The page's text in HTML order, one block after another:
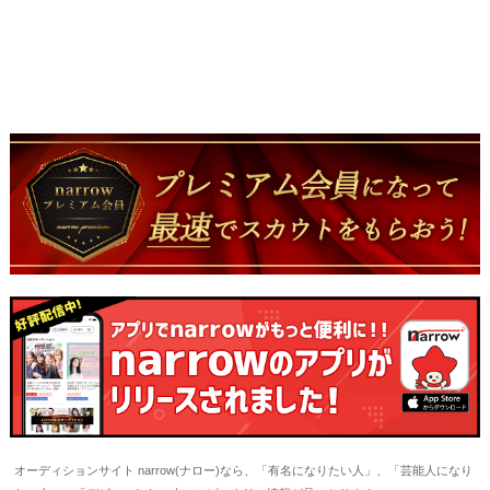
オーディションサイト narrow(ナロー)なら、「有名になりたい人」、「芸能人になり